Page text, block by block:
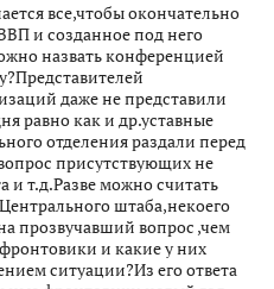
все,чтобы окончательно
и созданное под него
назвать конференцией
даже не представили
равно как и др.уставные
отделения раздали перед
присутствующих не
и т.д.Разве можно считать
штаба,некоего
прозвучавший вопрос ,чем
и какие у них
ситуации?Из его ответа